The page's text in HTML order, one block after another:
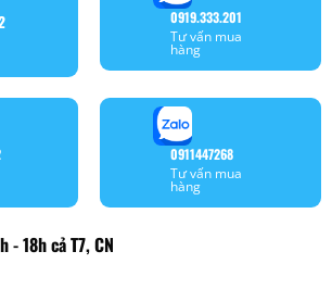
0919.333.201
Tư vấn mua
hàng
0911447268
Tư vấn mua
hàng
- 18h cả T7, CN